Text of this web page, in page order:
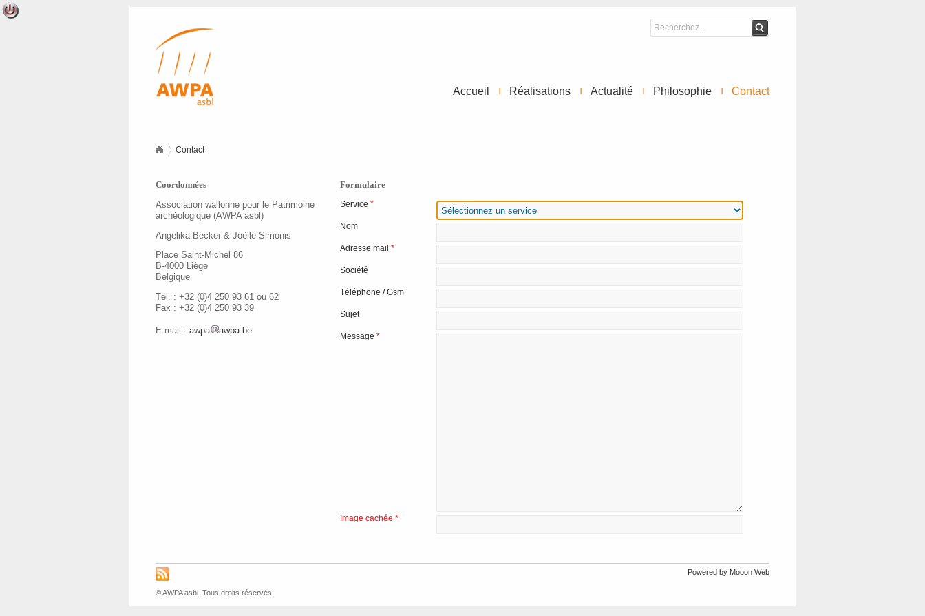
Accueil Réalisations Actualité Philosophie Contact
Contact
Coordonnées
Association wallonne pour le Patrimoine
archéologique (AWPA asbl)
Angelika Becker & Joëlle Simonis
Place Saint-Michel 86
B-4000 Liège
Belgique
Tél. : +32 (0)4 250 93 61 ou 62
Fax : +32 (0)4 250 93 39
E-mail : awpa awpa.be
Formulaire
Service *
Nom
Adresse mail *
Société
Téléphone / Gsm
Sujet
Message *
Image cachée *
© AWPA asbl. Tous droits réservés.
Powered by Mooon Web